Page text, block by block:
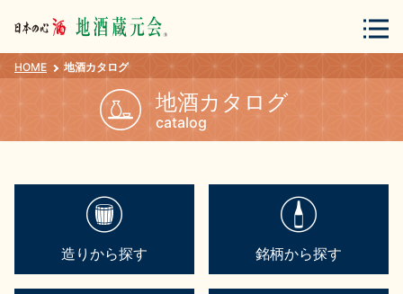
会員登録 ログイン
HOME 地酒カタログ
地酒カタログ
catalog
造りから探す 銘柄から探す